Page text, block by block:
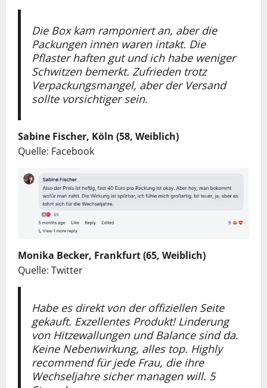
Die Box kam ramponiert an, aber die
Packungen innen waren intakt. Die
Pflaster haften gut und ich habe weniger
Schwitzen bemerkt. Zufrieden trotz
Verpackungsmangel, aber der Versand
sollte vorsichtiger sein.
Sabine Fischer, Köln (58, Weiblich)
Quelle: Facebook
Monika Becker, Frankfurt (65, Weiblich)
Quelle: Twitter
Habe es direkt von der offiziellen Seite
gekauft. Exzellentes Produkt! Linderung
von Hitzewallungen und Balance sind da.
Keine Nebenwirkung, alles top. Highly
recommend für jede Frau, die ihre
Wechseljahre sicher managen will. 5